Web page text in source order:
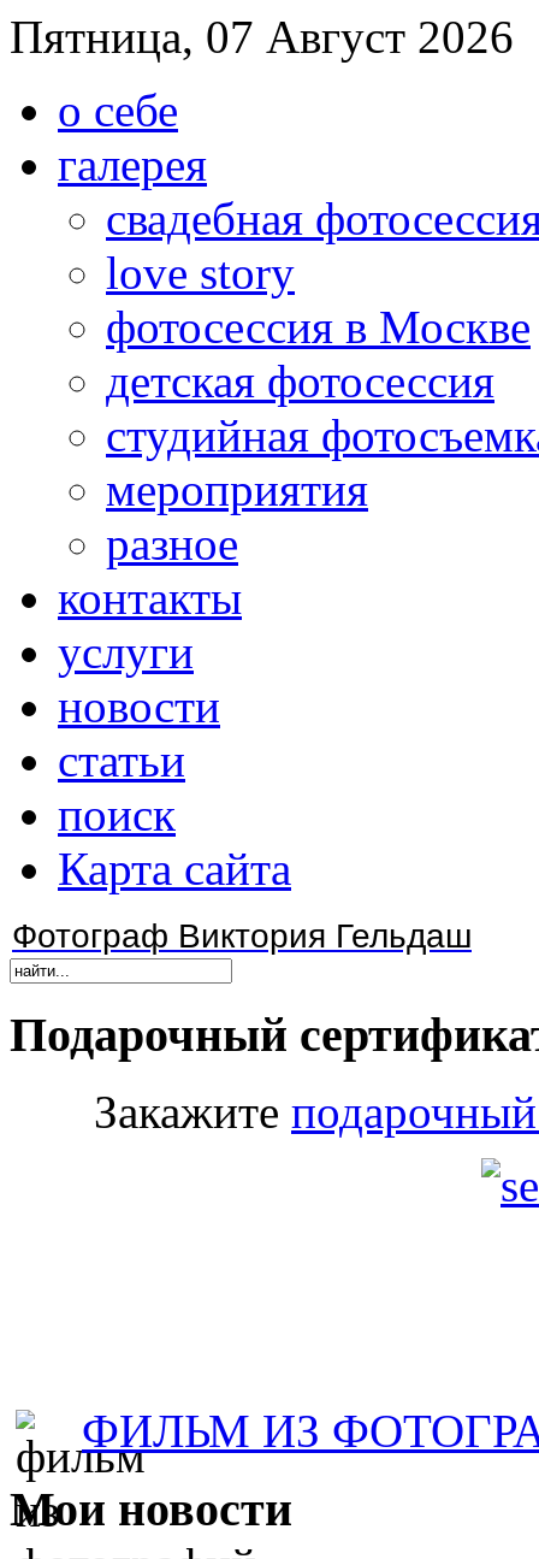
Пятница, 07 Август 2026
о себе
галерея
свадебная
love story
фотосессия в Москве
детская фотосессия
студийная
мероприятия
разное
контакты
услуги
новости
статьи
поиск
Карта сайта
Фотограф Виктория Гельдаш
Подарочный
Закажите
ФИЛЬМ ИЗ
Мои новости